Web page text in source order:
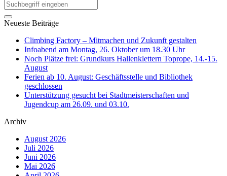
Neueste Beiträge
Climbing Factory – Mitmachen und Zukunft gestalten
Infoabend am Montag, 26. Oktober um 18.30 Uhr
Noch Plätze frei: Grundkurs Hallenklettern Toprope, 14.-15.
August
Ferien ab 10. August: Geschäftsstelle und Bibliothek
geschlossen
Unterstützung gesucht bei Stadtmeisterschaften und
Jugendcup am 26.09. und 03.10.
Archiv
August 2026
Juli 2026
Juni 2026
Mai 2026